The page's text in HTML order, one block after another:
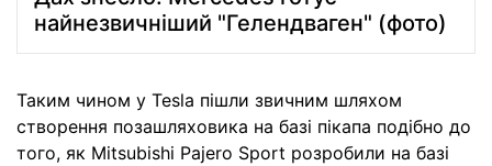
найнезвичніший "Гелендваген" (фото)
Таким чином у Tesla пішли звичним шляхом
створення позашляховика на базі пікапа подібно до
того, як Mitsubishi Pajero Sport розробили на базі